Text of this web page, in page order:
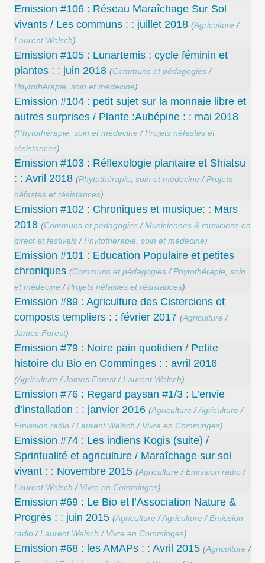
Emission #106 : Réseau Maraîchage Sur Sol
vivants / Les communs : : juillet 2018 (Agriculture/
Laurent Welsch)
Emission #105 : Lunartemis : cycle féminin et
plantes : : juin 2018 (Communs et pédagogies/
Phytothérapie, soin et médecine)
Emission #104 : petit sujet sur la monnaie libre et
autres surprises / Plante :Aubépine : : mai 2018
(Phytothérapie, soin et médecine/Projets néfastes et
résistances)
Emission #103 : Réflexologie plantaire et Shiatsu
: : Avril 2018 (Phytothérapie, soin et médecine/Projets
néfastes et résistances)
Emission #102 : Chroniques et musique: : Mars
2018 (Communs et pédagogies/Musiciennes & musiciens en
direct et festivals/Phytothérapie, soin et médecine)
Emission #101 : Education Populaire et petites
chroniques (Communs et pédagogies/Phytothérapie, soin
et médecine/Projets néfastes et résistances)
Emission #89 : Agriculture des Cisterciens et
composts templiers : : février 2017 (Agriculture/
James Forest)
Emission #79 : Notre pain quotidien / Petite
histoire du Bio en Comminges : : avril 2016
(Agriculture/James Forest/Laurent Welsch)
Emission #76 : Regard paysan #1/3 : L’envie
d’installation : : janvier 2016 (Agriculture/Agriculture/
Emission radio/Laurent Welsch / Vivre en Comminges)
Emission #74 : Les indiens Kogis (suite) /
Spriritualité et agriculture / Maraîchage sur sol
vivant : : Novembre 2015 (Agriculture/Emission radio/
Laurent Welsch / Vivre en Comminges)
Emission #69 : Le Bio et l’Association Nature &
Progrès : : juin 2015 (Agriculture/Agriculture/Emission
radio/Laurent Welsch / Vivre en Comminges)
Emission #68 : les AMAPs : : Avril 2015 (Agriculture/